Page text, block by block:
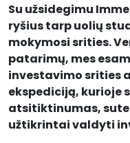
Su užsidegimu
ryšius tarp uolių
mokymosi srities.
patarimų, mes
investavimo srities
ekspediciją, kurioje
atsitiktinumas,
užtikrintai valdyti